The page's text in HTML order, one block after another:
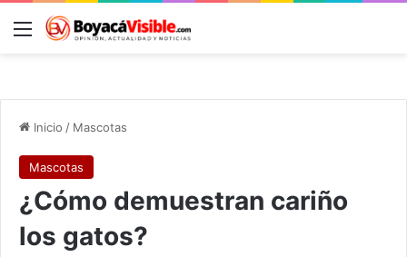
Menú
Inicio / Mascotas
Mascotas
¿Cómo demuestran cariño
los gatos?